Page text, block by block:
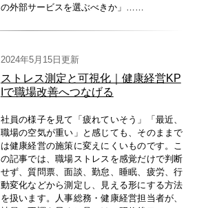
の外部サービスを選ぶべきか」……
2024年5月15日更新
ストレス測定と可視化｜健康経営KP
Iで職場改善へつなげる
社員の様子を見て「疲れていそう」「最近、
職場の空気が重い」と感じても、そのままで
は健康経営の施策に変えにくいものです。こ
の記事では、職場ストレスを感覚だけで判断
せず、質問票、面談、勤怠、睡眠、疲労、行
動変化などから測定し、見える形にする方法
を扱います。人事総務・健康経営担当者が、